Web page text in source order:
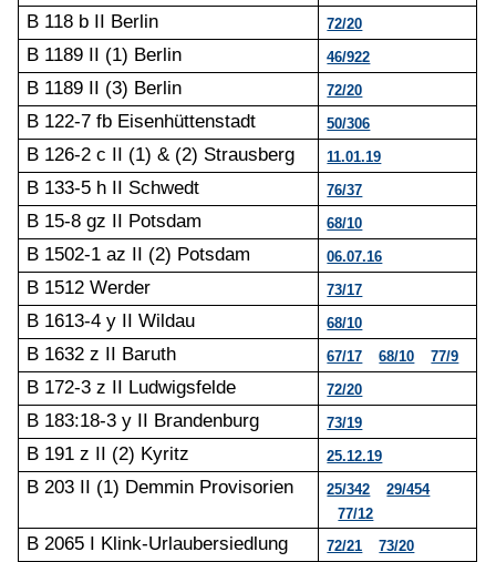
B 118 b II Berlin 72/20
B 1189 II (1) Berlin 46/922
B 1189 II (3) Berlin 72/20
B 122-7 fb Eisenhüttenstadt 50/306
B 126-2 c II (1) & (2) Strausberg 11.01.19
B 133-5 h II Schwedt 76/37
B 15-8 gz II Potsdam 68/10
B 1502-1 az II (2) Potsdam 06.07.16
B 1512 Werder 73/17
B 1613-4 y II Wildau 68/10
B 1632 z II Baruth 67/17 68/10 77/9
B 172-3 z II Ludwigsfelde 72/20
B 183:18-3 y II Brandenburg 73/19
B 191 z II (2) Kyritz 25.12.19
B 203 II (1) Demmin Provisorien 25/342
29/454
77/12
B 2065 I Klink-Urlaubersiedlung 72/21 73/20